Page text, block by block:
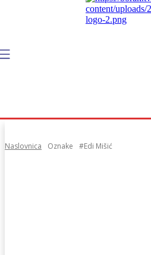
Naslovnica Oznake #Edi Mišić